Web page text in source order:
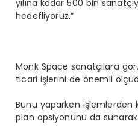
yılına kadar 500 bin
hedefliyoruz.”
Monk Space sanatçılara
ticari işlerini de önemli
Bunu yaparken işlemlerden
plan opsiyonunu da